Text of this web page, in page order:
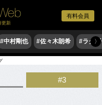
有料会員
更新
#中村剛也 #佐々木朗希 #ラグ〉
#3